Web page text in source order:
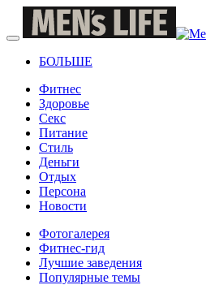
БОЛЬШЕ
Фитнес
Здоровье
Секс
Питание
Стиль
Деньги
Отдых
Персона
Новости
Фотогалерея
Фитнес-гид
Лучшие заведения
Популярные темы